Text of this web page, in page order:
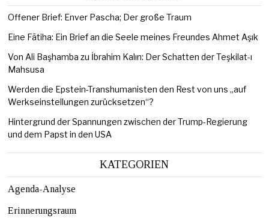
Offener Brief: Enver Pascha; Der große Traum
Eine Fātiha: Ein Brief an die Seele meines Freundes Ahmet Aşık
Von Ali Başhamba zu İbrahim Kalın: Der Schatten der Teşkilat-ı
Mahsusa
Werden die Epstein-Transhumanisten den Rest von uns „auf
Werkseinstellungen zurücksetzen“?
Hintergrund der Spannungen zwischen der Trump-Regierung
und dem Papst in den USA
KATEGORIEN
Agenda-Analyse
Erinnerungsraum